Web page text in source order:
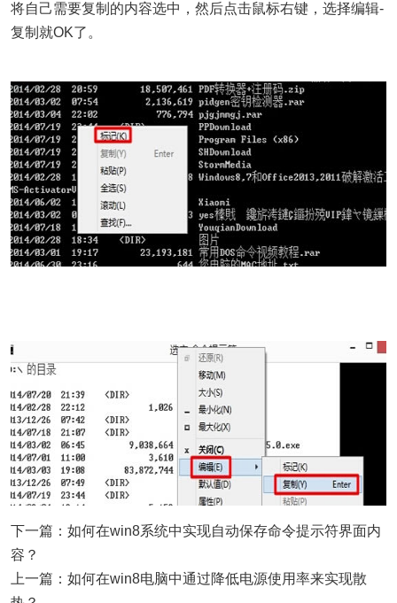
将自己需要复制的内容选中，然后点击鼠标右键，选择编辑-
复制就OK了。
下一篇：如何在win8系统中实现自动保存命令提示符界面内
容？
上一篇：如何在win8电脑中通过降低电源使用率来实现散